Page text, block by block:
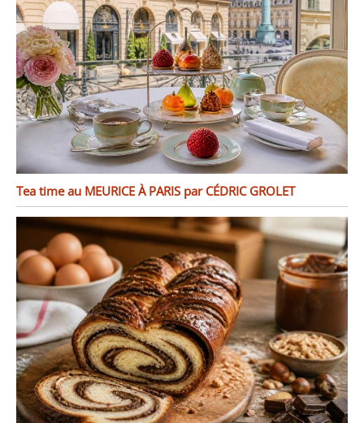
Tea time au MEURICE À PARIS par CÉDRIC GROLET